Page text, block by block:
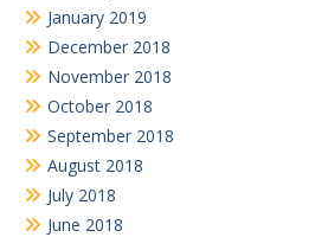
January 2019
December 2018
November 2018
October 2018
September 2018
August 2018
July 2018
June 2018